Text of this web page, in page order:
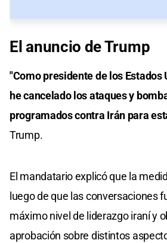
El anuncio de Trump
"Como presidente de los Estados
he cancelado los ataques y
programados contra Irán para
Trump.
El mandatario explicó que la
luego de que las conversaciones
máximo nivel de liderazgo iraní y
aprobación sobre distintos